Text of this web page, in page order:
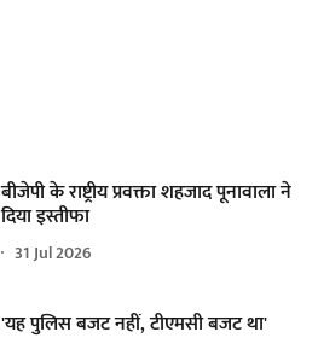
बीजेपी के राष्ट्रीय प्रवक्ता शहजाद पूनावाला ने
दिया इस्तीफा
31 Jul 2026
'यह पुलिस बजट नहीं, टीएमसी बजट था'